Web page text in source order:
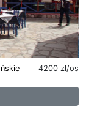
4200 zł/os